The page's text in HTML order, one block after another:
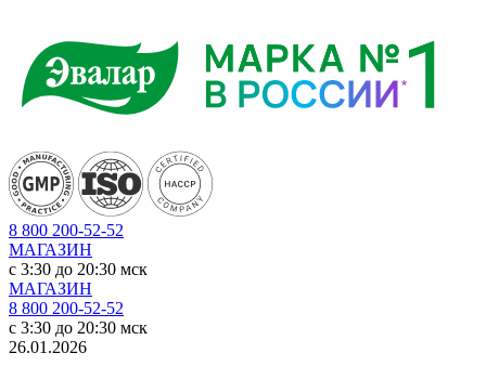
8 800 200-52-52
МАГАЗИН
c 3:30 до 20:30 мск
МАГАЗИН
8 800 200-52-52
c 3:30 до 20:30 мск
26.01.2026